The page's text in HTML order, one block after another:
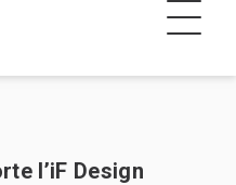
l’iF Design